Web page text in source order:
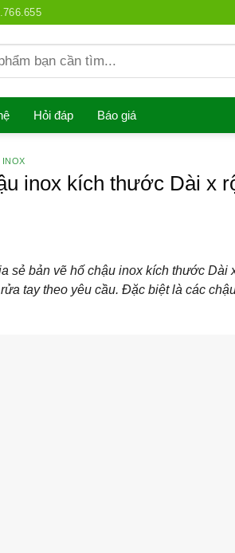
Hỏi đáp Báo giá
INOX
inox kích thước Dài x
sẻ bản vẽ hố chậu inox kích thước
tay theo yêu cầu. Đặc biệt là các